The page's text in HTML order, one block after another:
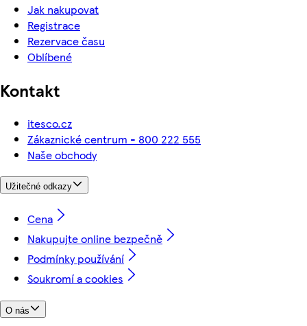
Jak nakupovat
Registrace
Rezervace času
Oblíbené
Kontakt
itesco.cz
Zákaznické centrum - 800 222 555
Naše obchody
Užitečné odkazy
Cena
Nakupujte online bezpečně
Podmínky používání
Soukromí a cookies
O nás